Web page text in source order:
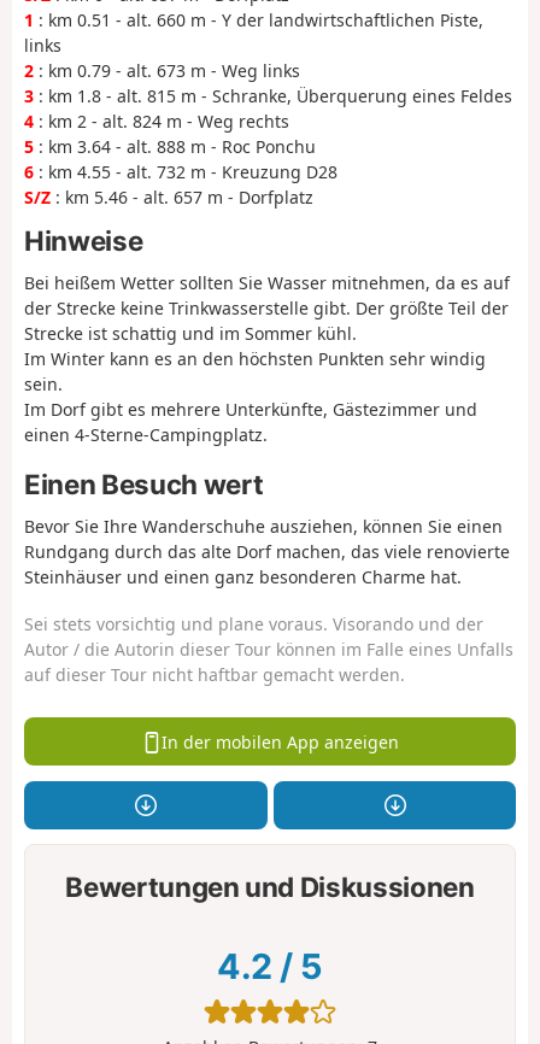
1 : km 0.51 - alt. 660 m - Y der landwirtschaftlichen Piste,
links
2 : km 0.79 - alt. 673 m - Weg links
3 : km 1.8 - alt. 815 m - Schranke, Überquerung eines Feldes
4 : km 2 - alt. 824 m - Weg rechts
5 : km 3.64 - alt. 888 m - Roc Ponchu
6 : km 4.55 - alt. 732 m - Kreuzung D28
S/Z : km 5.46 - alt. 657 m - Dorfplatz
Hinweise
Bei heißem Wetter sollten Sie Wasser mitnehmen, da es auf
der Strecke keine Trinkwasserstelle gibt. Der größte Teil der
Strecke ist schattig und im Sommer kühl.
Im Winter kann es an den höchsten Punkten sehr windig
sein.
Im Dorf gibt es mehrere Unterkünfte, Gästezimmer und
einen 4-Sterne-Campingplatz.
Einen Besuch wert
Bevor Sie Ihre Wanderschuhe ausziehen, können Sie einen
Rundgang durch das alte Dorf machen, das viele renovierte
Steinhäuser und einen ganz besonderen Charme hat.
Sei stets vorsichtig und plane voraus. Visorando und der
Autor / die Autorin dieser Tour können im Falle eines Unfalls
auf dieser Tour nicht haftbar gemacht werden.
In der mobilen App anzeigen
Bewertungen und Diskussionen
4.2 / 5